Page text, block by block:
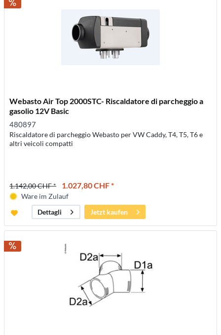
Webasto Air Top 2000STC- Riscaldatore di parcheggio a
gasolio 12V Basic
480897
Riscaldatore di parcheggio Webasto per VW Caddy, T4, T5, T6 e
altri veicoli compatti
1.142,00 CHF * 1.027,80 CHF *
Ware im Zulauf
Dettagli
Jetzt kaufen